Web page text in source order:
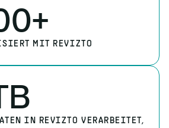
MIT REVIZTO
IN REVIZTO VERARBEITET,